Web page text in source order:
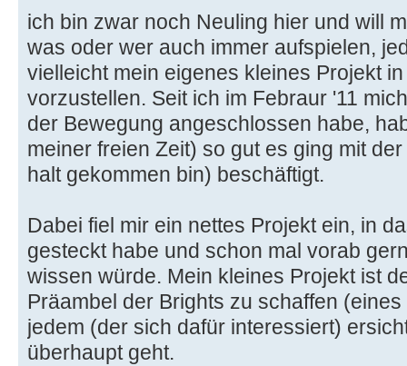
ich bin zwar noch Neuling hier und will
was oder wer auch immer aufspielen,
vielleicht mein eigenes kleines Projekt
vorzustellen. Seit ich im Febraur '11
der Bewegung angeschlossen habe,
meiner freien Zeit) so gut es ging mit
halt gekommen bin) beschäftigt.
Dabei fiel mir ein nettes Projekt ein, in
gesteckt habe und schon mal vorab
wissen würde. Mein kleines Projekt ist
Präambel der Brights zu schaffen
jedem (der sich dafür interessiert)
überhaupt geht.